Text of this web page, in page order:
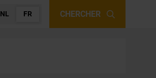
NL FR CHERCHER